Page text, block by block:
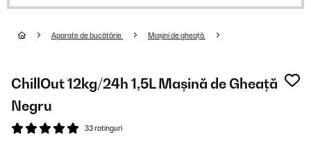
Aparate de bucătărie Mașini de gheață
ChillOut 12kg/24h 1,5L Mașină de Gheață
Negru
33 ratinguri